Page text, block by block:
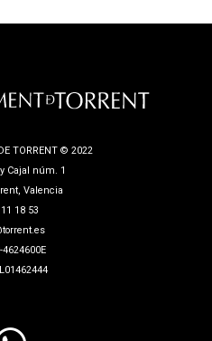
TORRENT © 2022
Cajal núm. 1
Valencia
18 53
4624600E